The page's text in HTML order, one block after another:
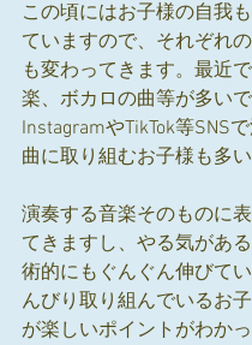
この頃にはお子様の自我
ていますので、それぞれ
も変わってきます。最近
楽、ボカロの曲等が多いで
InstagramやTikTok等SNS
曲に取り組むお子様も多い
演奏する音楽そのものに
てきますし、やる気があ
術的にもぐんぐん伸びて
んびり取り組んでいるお
が楽しいポイントがわか